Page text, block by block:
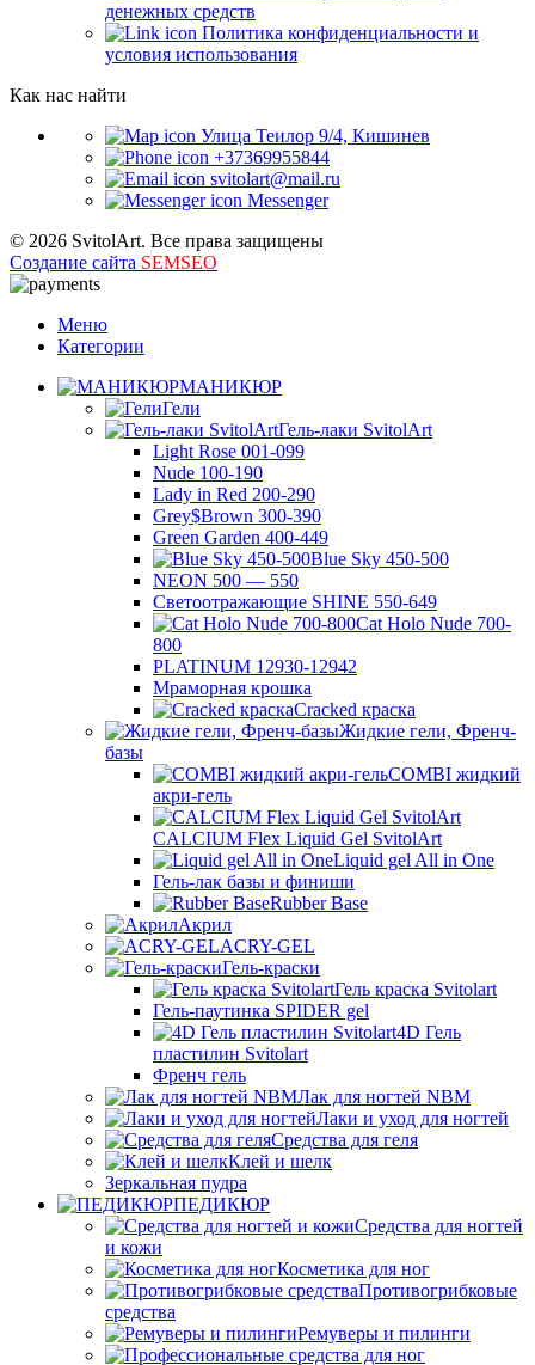
денежных средств
Политика конфиденциальности и
условия использования
Как нас найти
Улица Теилор 9/4, Кишинев
+37369955844
svitolart@mail.ru
Messenger
© 2026 SvitolArt. Все права защищены
Создание сайта SEMSEO
Меню
Категории
МАНИКЮР
Гели
Гель-лаки SvitolArt
Light Rose 001-099
Nude 100-190
Lady in Red 200-290
Grey$Brown 300-390
Green Garden 400-449
Blue Sky 450-500
NEON 500 — 550
Светоотражающие SHINE 550-649
Cat Holo Nude 700-
800
PLATINUM 12930-12942
Мраморная крошка
Cracked краска
Жидкие гели, Френч-
базы
COMBI жидкий
акри-гель
CALCIUM Flex Liquid Gel SvitolArt
Liquid gel All in One
Гель-лак базы и финиши
Rubber Base
Акрил
ACRY-GEL
Гель-краски
Гель краска Svitolart
Гель-паутинка SPIDER gel
4D Гель
пластилин Svitolart
Френч гель
Лак для ногтей NBM
Лаки и уход для ногтей
Средства для геля
Клей и шелк
Зеркальная пудра
ПЕДИКЮР
Средства для ногтей
и кожи
Косметика для ног
Противогрибковые
средства
Ремуверы и пилинги